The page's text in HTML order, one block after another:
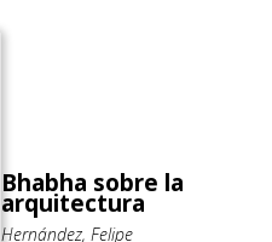
Bhabha sobre la
arquitectura
Hernández, Felipe